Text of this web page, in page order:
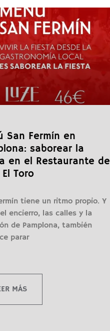
San Fermín en
saborear la
en el Restaurante de
Toro
tiene un ritmo propio. Y
encierro, las calles y la
de Pamplona, también
parar
MÁS